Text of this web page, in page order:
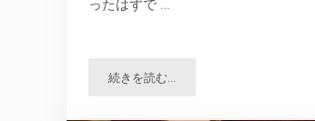
続きを読む…スパイシーマサラで新幹線食堂